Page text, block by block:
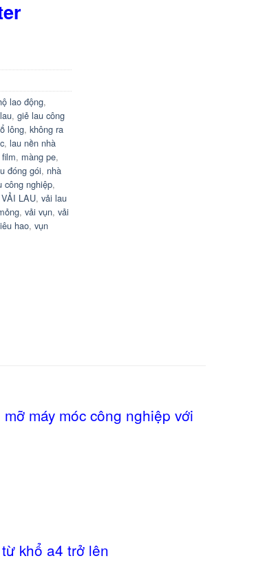
lao động,
, giẻ lau công
lông, không ra
, lau nền nhà
, màng pe,
đóng gói, nhà
công nghiệp,
VẢI LAU, vải lau
, vải vụn, vải
hao, vụn
máy móc công nghiệp với
khổ a4 trở lên